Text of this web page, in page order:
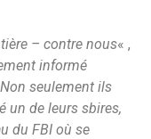
– contre nous« ,
informé
Non seulement ils
un de leurs sbires,
du FBI où se